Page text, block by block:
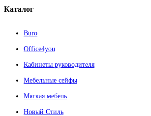
Каталог
Buro
Office4you
Кабинеты руководителя
Мебельные сейфы
Мягкая мебель
Новый Стиль